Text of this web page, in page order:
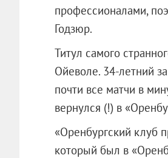
профессионалами,
Годзюр.
Титул самого
Ойеволе. 34-летний
почти все матчи в
вернулся (!) в
«Оренбургский клуб
который был в